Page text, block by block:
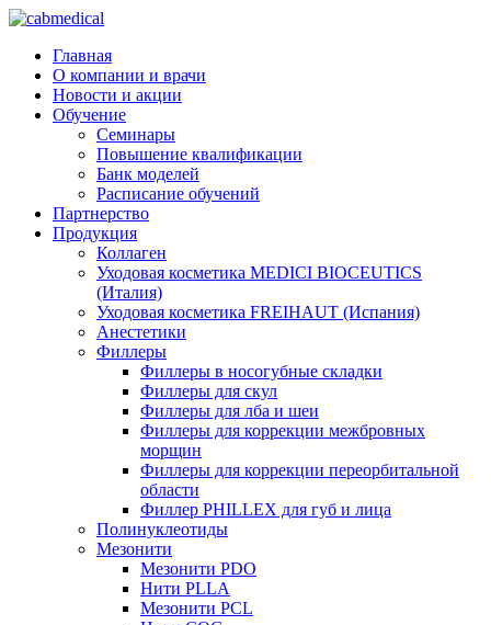
Главная
О компании и врачи
Новости и акции
Обучение
Семинары
Повышение квалификации
Банк моделей
Расписание обучений
Партнерство
Продукция
Коллаген
Уходовая косметика MEDICI BIOCEUTICS
(Италия)
Уходовая косметика FREIHAUT (Испания)
Анестетики
Филлеры
Филлеры в носогубные складки
Филлеры для скул
Филлеры для лба и шеи
Филлеры для коррекции межбровных
морщин
Филлеры для коррекции переорбитальной
области
Филлер PHILLEX для губ и лица
Полинуклеотиды
Мезонити
Мезонити PDO
Нити PLLA
Мезонити PCL